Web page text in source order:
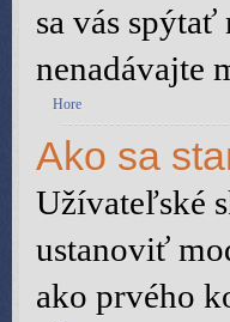
sa vás
nenadávajte
Hore
Ako sa
Užívateľské
ustanoviť
ako prvého